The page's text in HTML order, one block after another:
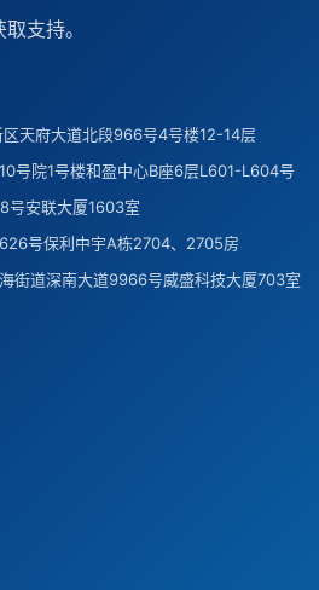
支持。
区天府大道北段966号4号楼12-14层
号院1号楼和盈中心B座6层L601-L604号
号安联大厦1603室
号保利中宇A栋2704、2705房
街道深南大道9966号威盛科技大厦703室